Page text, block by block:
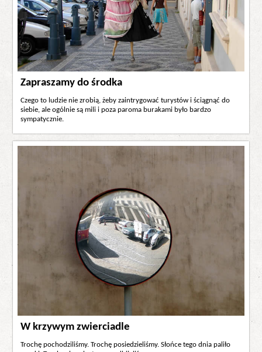
Zapraszamy do środka
Czego to ludzie nie zrobią, żeby zaintrygować turystów i ściągnąć do
siebie, ale ogólnie są mili i poza paroma burakami było bardzo
sympatycznie.
W krzywym zwierciadle
Trochę pochodziliśmy. Trochę posiedzieliśmy. Słońce tego dnia paliło